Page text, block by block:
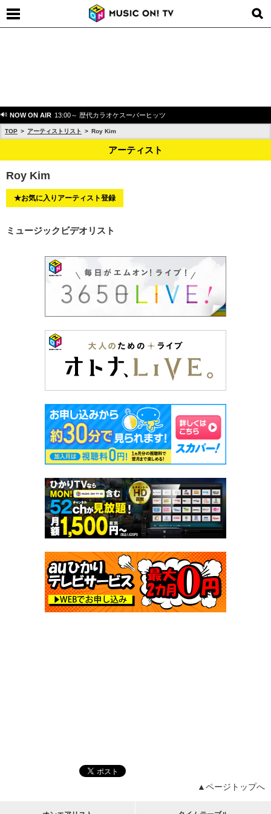
NOW ON AIR 13:00～ 歴代カラオケスーパーヒッツ
TOP アーティストリスト Roy Kim
アーティスト
Roy Kim
★お気に入りアーティスト登録
ミュージックビデオリスト
▲ページトップへ